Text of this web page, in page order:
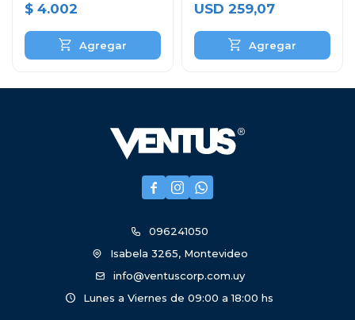
$ 4.002 USD 259,07
  
096241050
Isabela 3265, Montevideo
info@ventuscorp.com.uy
Lunes a Viernes de 09:00 a 18:00 hs